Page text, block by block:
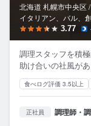
北海道 札幌市中央区 /
イタリアン、バル、
3.77
調理スタッフを積
助け合いの社風が
食べログ評価 3.5以上
正社員 調理師・